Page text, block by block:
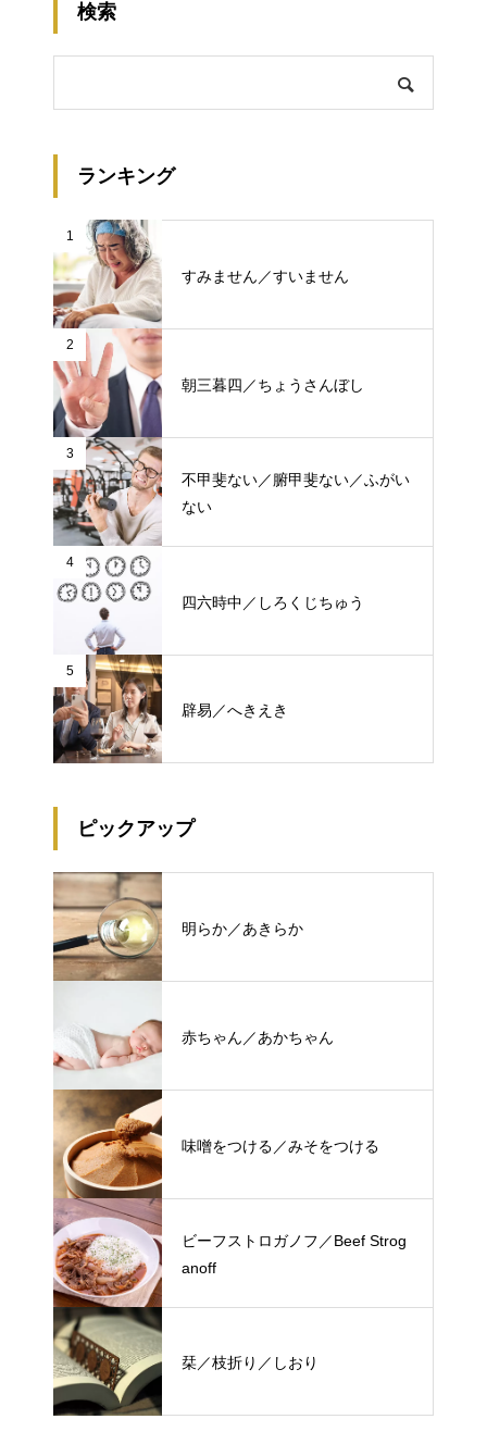
検索
ランキング
1
すみません／すいません
2
朝三暮四／ちょうさんぼし
3
不甲斐ない／腑甲斐ない／ふがい
ない
4
四六時中／しろくじちゅう
5
辟易／へきえき
ピックアップ
明らか／あきらか
赤ちゃん／あかちゃん
味噌をつける／みそをつける
ビーフストロガノフ／Beef Strog
anoff
栞／枝折り／しおり